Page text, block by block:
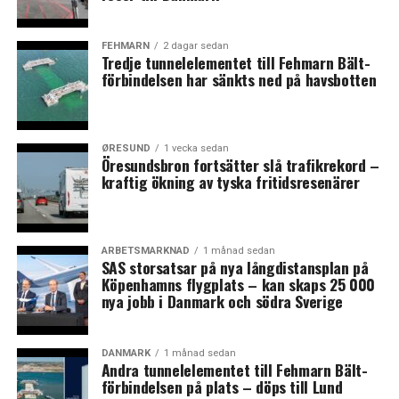
– men i propositionen valde politikerna i stället att
betona kulturens egenvärde. I både svensk och dansk
kulturpolitik finns sammantaget båda perspektiven: att
kulturen har betydelse för samhället på olika sätt, men
också att det är viktigt med fri och obunden konst och
kultur, visar rapporten.
Forskning visar på kulturens nytta – men kritiseras
av andra
I analysen presenteras även forskningsperspektiv på
kulturens betydelse. Mycket forskning visar på olika
positiva effekter av kulturen, så som att den bidrar till
den ekonomiska utvecklingen genom att till exempel ge
ökade arbetstillfällen och locka högutbildad arbetskraft
till ett område med rikt kulturliv. Forskningen visar
också på kulturens betydelse för demokrati och hållbar
utveckling genom att exempelvis öka människors
FEHMARN 2 dagar sedan
Tredje tunnelelementet till Fehmarn Bält-
förbindelsen har sänkts ned på havsbotten
ØRESUND 1 vecka sedan
Öresundsbron fortsätter slå trafikrekord –
kraftig ökning av tyska fritidsresenärer
ARBETSMARKNAD 1 månad sedan
SAS storsatsar på nya långdistansplan på
Köpenhamns flygplats – kan skaps 25 000
nya jobb i Danmark och södra Sverige
DANMARK 1 månad sedan
Andra tunnelelementet till Fehmarn Bält-
förbindelsen på plats – döps till Lund